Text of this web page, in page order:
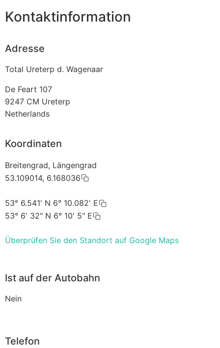
Kontaktinformation
Adresse
Total Ureterp d. Wagenaar
De Feart 107
9247 CM Ureterp
Netherlands
Koordinaten
Breitengrad, Längengrad
53.109014, 6.168036
53° 6.541' N 6° 10.082' E
53° 6' 32" N 6° 10' 5" E
Überprüfen Sie den Standort auf Google Maps
Ist auf der Autobahn
Nein
Telefon